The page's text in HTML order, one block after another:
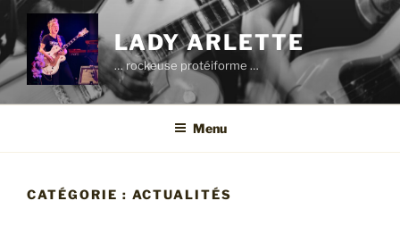
Aller
au
contenu
principal
LADY ARLETTE
… rockeuse protéiforme …
Menu
CATÉGORIE : ACTUALITÉS